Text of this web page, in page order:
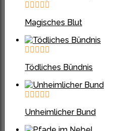
Magisches Blut
Tödliches Bündnis
Unheimlicher Bund